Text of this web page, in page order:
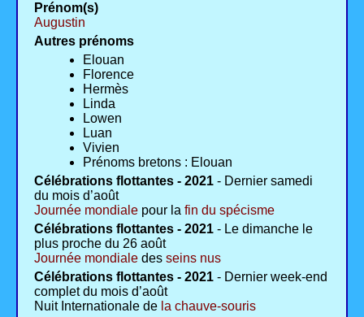
Prénom(s)
Augustin
Autres prénoms
Elouan
Florence
Hermès
Linda
Lowen
Luan
Vivien
Prénoms bretons : Elouan
Célébrations flottantes - 2021 - Dernier samedi
du mois d’août
Journée mondiale pour la fin du spécisme
Célébrations flottantes - 2021 - Le dimanche le
plus proche du 26 août
Journée mondiale des seins nus
Célébrations flottantes - 2021 - Dernier week-end
complet du mois d’août
Nuit Internationale de la chauve-souris